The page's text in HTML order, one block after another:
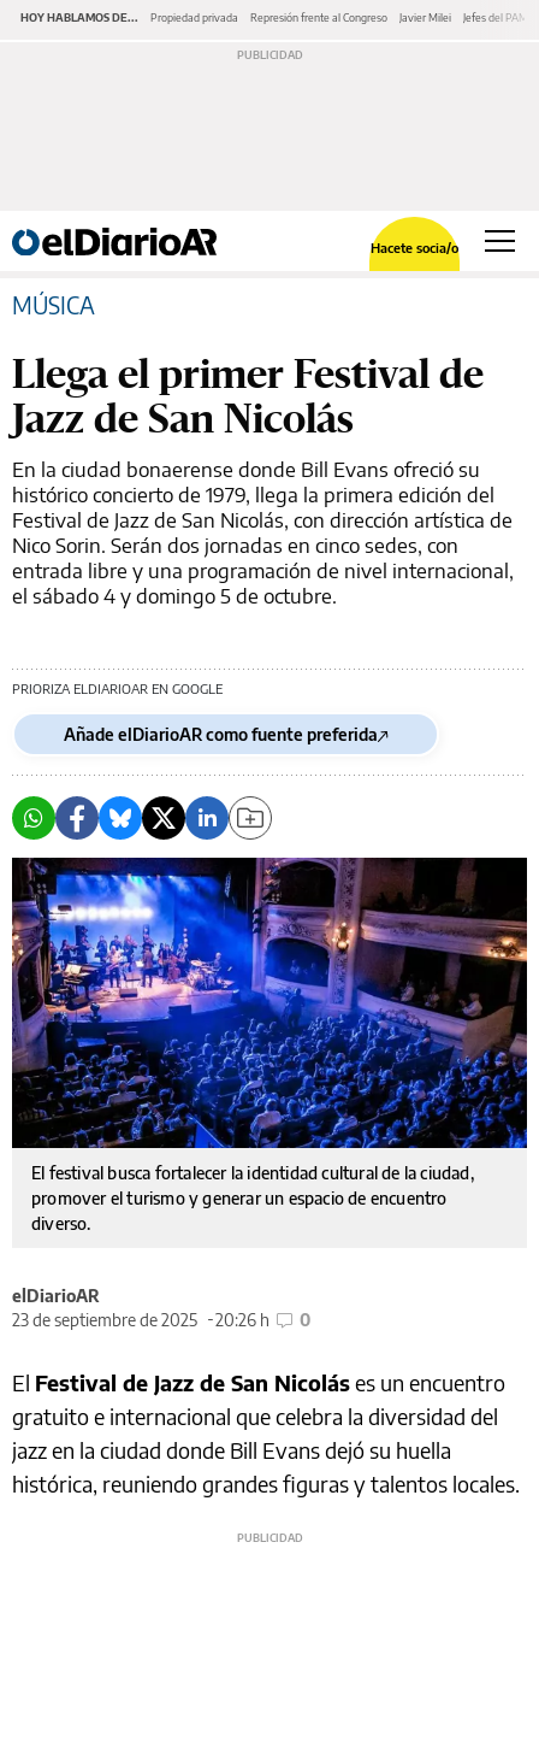
HOY HABLAMOS DE... Propiedad privada Represión frente al Congreso Javier Milei Jefes del PAMI
Hacete socia/o
MÚSICA
Llega el primer Festival de
Jazz de San Nicolás
En la ciudad bonaerense donde Bill Evans ofreció su
histórico concierto de 1979, llega la primera edición del
Festival de Jazz de San Nicolás, con dirección artística de
Nico Sorin. Serán dos jornadas en cinco sedes, con
entrada libre y una programación de nivel internacional,
el sábado 4 y domingo 5 de octubre.
PRIORIZA ELDIARIOAR EN GOOGLE
Añade elDiarioAR como fuente preferida
El festival busca fortalecer la identidad cultural de la ciudad,
promover el turismo y generar un espacio de encuentro
diverso.
elDiarioAR
23 de septiembre de 2025
20:26 h 0
El Festival de Jazz de San Nicoláses un encuentro
gratuito e internacional que celebra la diversidad del
jazz en la ciudad donde Bill Evans dejó su huella
histórica, reuniendo grandes figuras y talentos locales.